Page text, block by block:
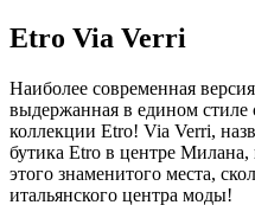
Etro Via Verri
Наиболее современная
выдержанная в едином
коллекции Etro! Via Verri,
бутика Etro в центре Милана,
этого знаменитого места,
итальянского центра моды!